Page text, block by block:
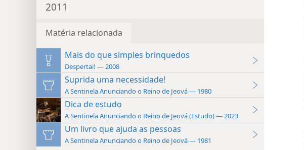
2011
Matéria relacionada
Mais do que simples brinquedos
Despertai! — 2008
Suprida uma necessidade!
A Sentinela Anunciando o Reino de Jeová — 1980
Dica de estudo
A Sentinela Anunciando o Reino de Jeová (Estudo) — 2023
Um livro que ajuda as pessoas
A Sentinela Anunciando o Reino de Jeová — 1981